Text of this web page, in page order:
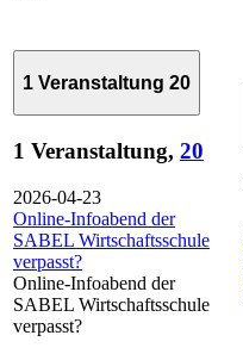
1 Veranstaltung 20
1 Veranstaltung, 20
2026-04-23
Online-Infoabend der
SABEL Wirtschaftsschule
verpasst?
Online-Infoabend der
SABEL Wirtschaftsschule
verpasst?